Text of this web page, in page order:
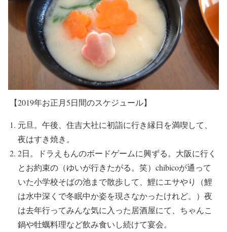
【2019年お正月5日間のスケジュール】
元旦。午後、住吉大社に初詣に行き縁日を満喫して、
夜はすき焼き。
2日。ドラえもんのボードゲームに興ずる。大阪に行く
とお約束の（ゆいが行きたがる。笑）chibicoが通って
いた小学校そばの池まで散歩して、鯉にエサやり（鯉
は水中深くで冬眠中か姿を現さなかったけれど。）夜
は去年行ってみんな気に入った居酒屋にて、ちゃんこ
鍋や牡蠣料理など飲み食いし続けて宴会。